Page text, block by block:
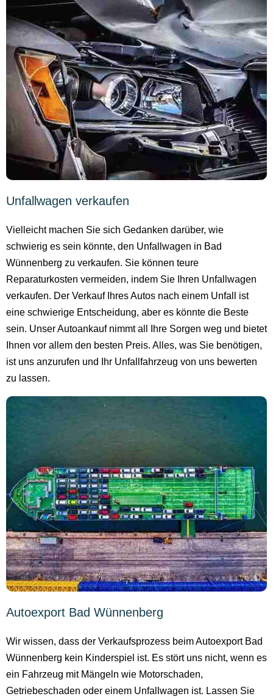
Unfallwagen verkaufen
Vielleicht machen Sie sich Gedanken darüber, wie
schwierig es sein könnte, den Unfallwagen in Bad
Wünnenberg zu verkaufen. Sie können teure
Reparaturkosten vermeiden, indem Sie Ihren Unfallwagen
verkaufen. Der Verkauf Ihres Autos nach einem Unfall ist
eine schwierige Entscheidung, aber es könnte die Beste
sein. Unser Autoankauf nimmt all Ihre Sorgen weg und bietet
Ihnen vor allem den besten Preis. Alles, was Sie benötigen,
ist uns anzurufen und Ihr Unfallfahrzeug von uns bewerten
zu lassen.
Autoexport Bad Wünnenberg
Wir wissen, dass der Verkaufsprozess beim Autoexport Bad
Wünnenberg kein Kinderspiel ist. Es stört uns nicht, wenn es
ein Fahrzeug mit Mängeln wie Motorschaden,
Getriebeschaden oder einem Unfallwagen ist. Lassen Sie